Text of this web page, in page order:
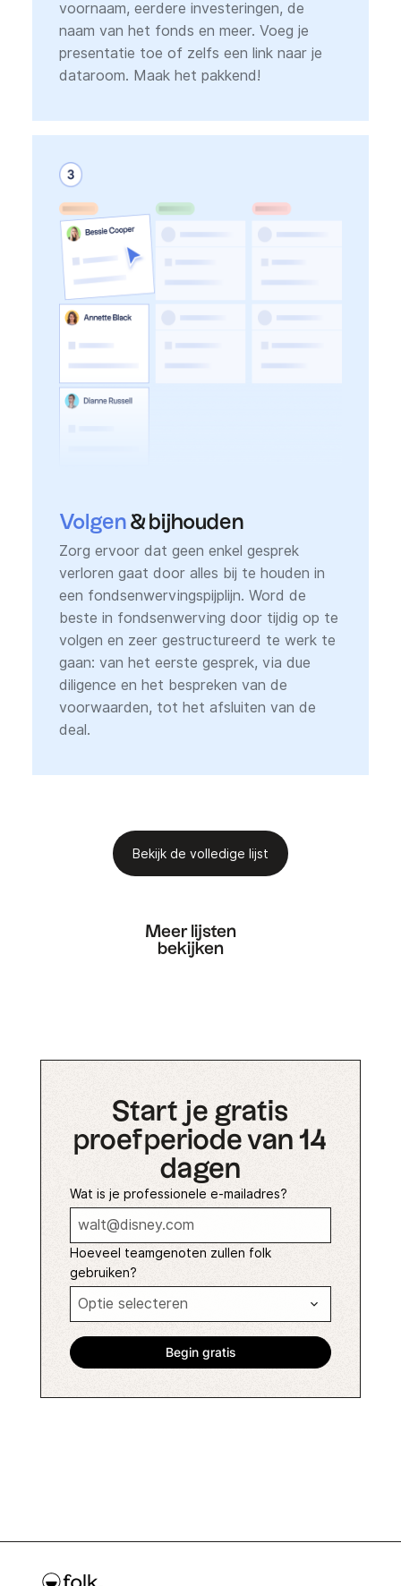
voornaam, eerdere investeringen, de
naam van het fonds en meer. Voeg je
presentatie toe of zelfs een link naar je
dataroom. Maak het pakkend!
Volgen & bijhouden
Zorg ervoor dat geen enkel gesprek
verloren gaat door alles bij te houden in
een fondsenwervingspijplijn. Word de
beste in fondsenwerving door tijdig op te
volgen en zeer gestructureerd te werk te
gaan: van het eerste gesprek, via due
diligence en het bespreken van de
voorwaarden, tot het afsluiten van de
deal.
Bekijk de volledige lijst
Meer lijsten
bekijken
Start je gratis
proefperiode van 14
dagen
Wat is je professionele e-mailadres?
Hoeveel teamgenoten zullen folk
gebruiken?